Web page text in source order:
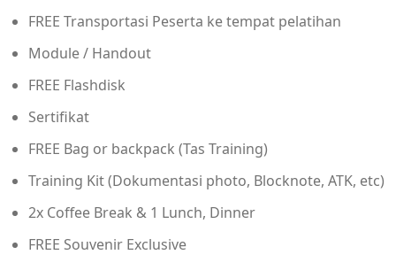
FREE Transportasi Peserta ke tempat pelatihan
Module / Handout
FREE Flashdisk
Sertifikat
FREE Bag or backpack (Tas Training)
Training Kit (Dokumentasi photo, Blocknote, ATK, etc)
2x Coffee Break & 1 Lunch, Dinner
FREE Souvenir Exclusive